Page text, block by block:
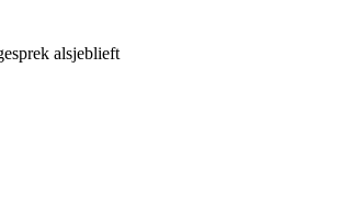
alsjeblieft